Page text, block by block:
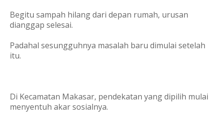
Begitu sampah hilang dari depan rumah, urusan
dianggap selesai.
Padahal sesungguhnya masalah baru dimulai setelah
itu.
Di Kecamatan Makasar, pendekatan yang dipilih mulai
menyentuh akar sosialnya.